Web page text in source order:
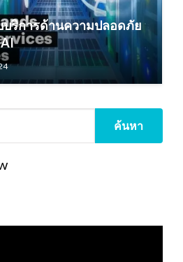
บริการด้านความปลอดภัย